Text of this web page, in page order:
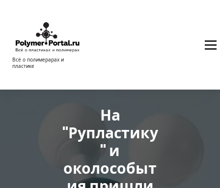
содержимому
Всё о полимерарах и
пластике
На
"Рупластику
" и
околособыт